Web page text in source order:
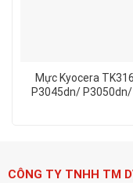
Mực Kyocera
P3045dn/
CÔNG TY TNHH TM